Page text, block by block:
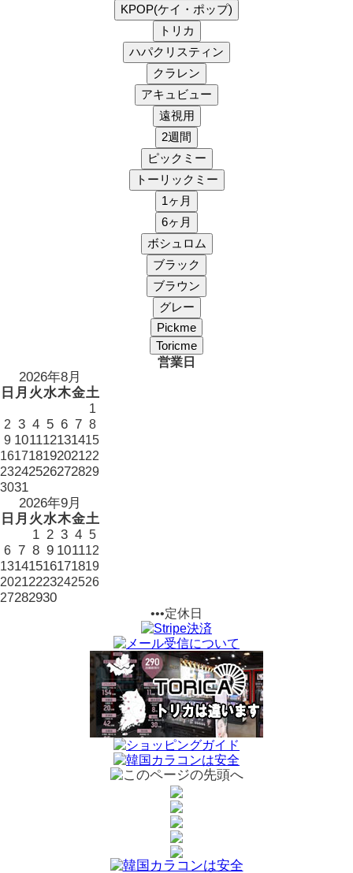
営業日
2026年8月
日 月 火水木金土
1
2 3 4 5 6 7 8
9 101112131415
16171819202122
23242526272829
3031
2026年9月
日 月 火水木金土
1 2 3 4 5
6 7 8 9 101112
13141516171819
20212223242526
27282930
•••定休日